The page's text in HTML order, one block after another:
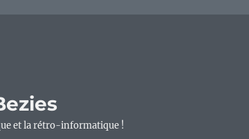
et la rétro-informatique !